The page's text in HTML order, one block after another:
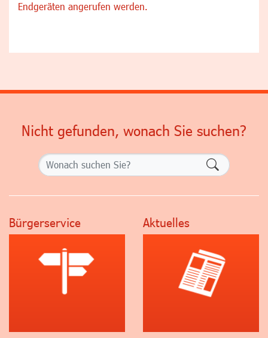
Endgeräten angerufen werden.
Nicht gefunden, wonach Sie suchen?
Bürgerservice Aktuelles